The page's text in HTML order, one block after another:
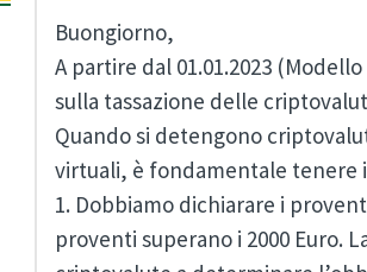
Buongiorno,
A partire dal 01.01.2023
sulla tassazione delle
Quando si detengono
virtuali, è fondamentale tenere
1. Dobbiamo dichiarare i
proventi superano i 2000 Euro.